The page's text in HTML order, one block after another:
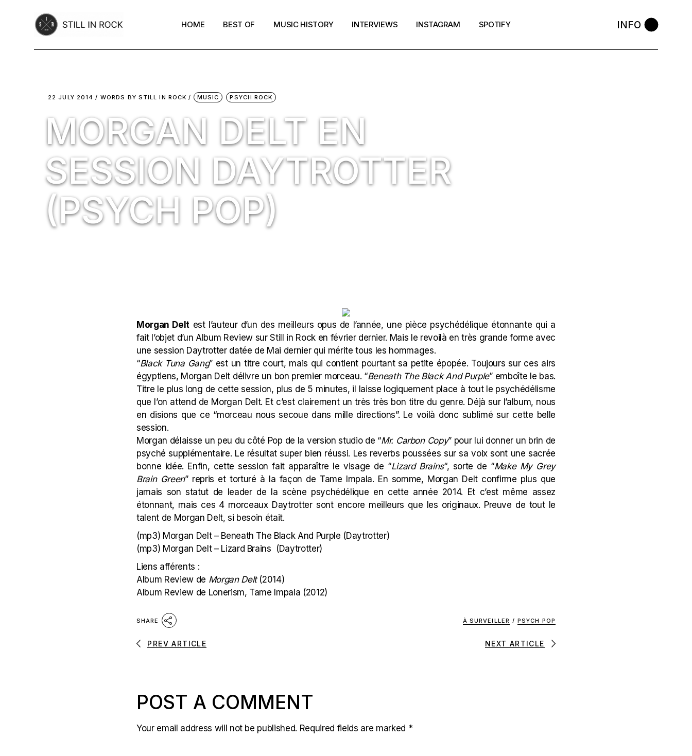
HOME BEST OF MUSIC HISTORY INTERVIEWS INSTAGRAM SPOTIFY INFO
22 JULY 2014 WORDS BY STILL IN ROCK MUSIC PSYCH ROCK
MORGAN DELT EN
SESSION DAYTROTTER
(PSYCH POP)
Morgan Delt est l’auteur d’un des meilleurs opus de l’année, une pièce psychédélique étonnante qui a
fait l’objet d’un Album Reviewsur Still in Rock en février dernier. Mais le revoilà en très grande forme avec
une session Daytrotter datée de Mai dernier qui mérite tous les hommages.
“Black Tuna Gang” est un titre court, mais qui contient pourtant sa petite épopée. Toujours sur ces airs
égyptiens, Morgan Delt délivre un bon premier morceau. “Beneath The Black And Purple” emboîte le bas.
Titre le plus long de cette session, plus de 5 minutes, il laisse logiquement place à tout le psychédélisme
que l’on attend de Morgan Delt. Et c’est clairement un très très bon titre du genre. Déjà sur l’album, nous
en disions que ce “morceau nous secoue dans mille directions”. Le voilà donc sublimé sur cette belle
session.
Morgan délaisse un peu du côté Pop de la version studio de “Mr. Carbon Copy” pour lui donner un brin de
psyché supplémentaire. Le résultat super bien réussi. Les reverbs poussées sur sa voix sont une sacrée
bonne idée. Enfin, cette session fait apparaître le visage de “Lizard Brains“, sorte de “Make My Grey
Brain Green” repris et torturé à la façon de Tame Impala. En somme, Morgan Delt confirme plus que
jamais son statut de leader de la scène psychédélique en cette année 2014. Et c’est même assez
étonnant, mais ces 4 morceaux Daytrotter sont encore meilleurs que les originaux. Preuve de tout le
talent de Morgan Delt, si besoin était.
(mp3) Morgan Delt – Beneath The Black And Purple (Daytrotter)
(mp3) Morgan Delt – Lizard Brains (Daytrotter)
Liens afférents :
Album Review de Morgan Delt(2014)
Album Review de Lonerism, Tame Impala (2012)
SHARE À SURVEILLER / PSYCH POP
PREV ARTICLE NEXT ARTICLE
POST A COMMENT
Your email address will not be published. Required fields are marked *